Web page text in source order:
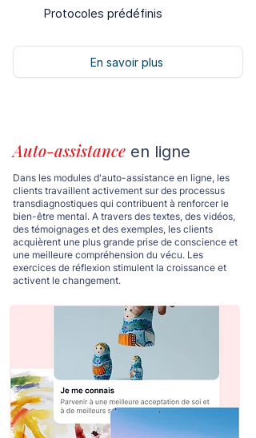
Protocoles prédéfinis
En savoir plus
Auto-assistance en ligne
Dans les modules d'auto-assistance en ligne, les
clients travaillent activement sur des processus
transdiagnostiques qui contribuent à renforcer le
bien-être mental. A travers des textes, des vidéos,
des témoignages et des exemples, les clients
acquièrent une plus grande prise de conscience et
une meilleure compréhension du vécu. Les
exercices de réflexion stimulent la croissance et
activent le changement.